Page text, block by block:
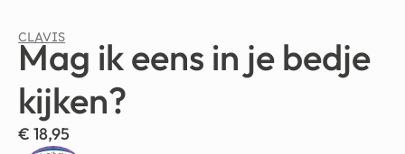
CLAVIS
Mag ik eens in je bedje
kijken?
€ 18,95